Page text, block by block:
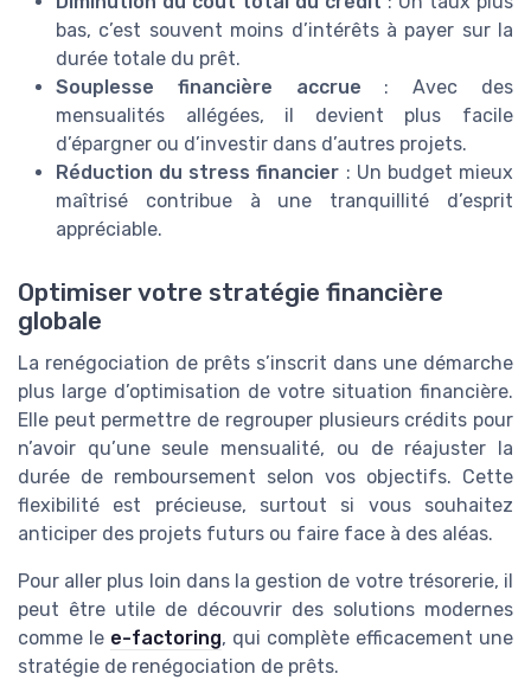
bas, c’est souvent moins d’intérêts à payer sur la
durée totale du prêt.
Souplesse financière accrue : Avec des
mensualités allégées, il devient plus facile
d’épargner ou d’investir dans d’autres projets.
Réduction du stress financier : Un budget mieux
maîtrisé contribue à une tranquillité d’esprit
appréciable.
Optimiser votre stratégie financière
globale
La renégociation de prêts s’inscrit dans une démarche
plus large d’optimisation de votre situation financière.
Elle peut permettre de regrouper plusieurs crédits pour
n’avoir qu’une seule mensualité, ou de réajuster la
durée de remboursement selon vos objectifs. Cette
flexibilité est précieuse, surtout si vous souhaitez
anticiper des projets futurs ou faire face à des aléas.
Pour aller plus loin dans la gestion de votre trésorerie, il
peut être utile de découvrir des solutions modernes
comme le e-factoring, qui complète efficacement une
stratégie de renégociation de prêts.